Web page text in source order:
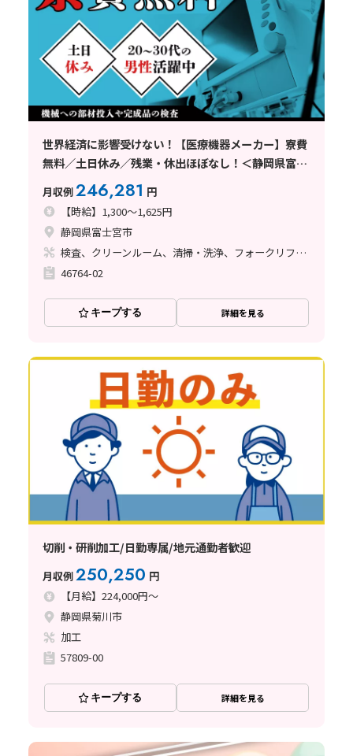
世界経済に影響受けない！【医療機器メーカー】寮費
無料／土日休み／残業・休出ほぼなし！＜静岡県富士
月収例246,281 円
【時給】1,300～1,625円
静岡県富士宮市
検査、クリーンルーム、清掃・洗浄、フォークリフト、座り作業、立ち作業、その他
46764-02
キープする 詳細を見る
切削・研削加工/日勤専属/地元通勤者歓迎
月収例250,250 円
【月給】224,000円～
静岡県菊川市
加工
57809-00
キープする 詳細を見る